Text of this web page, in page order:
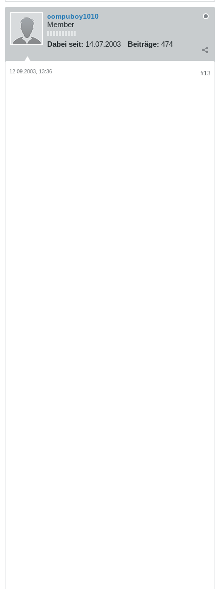
compuboy1010
Member
Dabei seit: 14.07.2003 Beiträge: 474
#13
12.09.2003, 13:36